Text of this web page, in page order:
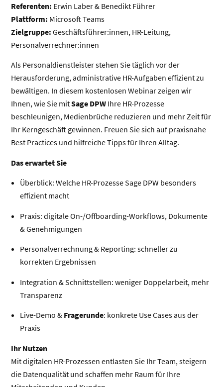
Referenten: Erwin Laber & Benedikt Führer
Plattform: Microsoft Teams
Zielgruppe: Geschäftsführer:innen, HR-Leitung,
Personalverrechner:innen
Als Personaldienstleister stehen Sie täglich vor der
Herausforderung, administrative HR-Aufgaben effizient zu
bewältigen. In diesem kostenlosen Webinar zeigen wir
Ihnen, wie Sie mitSage DPWIhre HR-Prozesse
beschleunigen, Medienbrüche reduzieren und mehr Zeit für
Ihr Kerngeschäft gewinnen. Freuen Sie sich auf praxisnahe
Best Practices und hilfreiche Tipps für Ihren Alltag.
Das erwartet Sie
Überblick: Welche HR-Prozesse Sage DPW besonders
effizient macht
Praxis: digitale On-/Offboarding-Workflows, Dokumente
& Genehmigungen
Personalverrechnung & Reporting: schneller zu
korrekten Ergebnissen
Integration & Schnittstellen: weniger Doppelarbeit, mehr
Transparenz
Live-Demo & Fragerunde: konkrete Use Cases aus der
Praxis
Ihr Nutzen
Mit digitalen HR-Prozessen entlasten Sie Ihr Team, steigern
die Datenqualität und schaffen mehr Raum für Ihre